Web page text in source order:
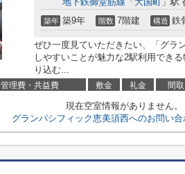
築年 築9年 階数 7階建 構造 鉄
ぜひ一度見ていただきたい、「グラ
しやすいことが魅力な2駅利用でき
り込む...
管理費・共益費 敷金 礼金 間取
現在空室情報がありません。
グランパシフィック恵美須西へのお問い合